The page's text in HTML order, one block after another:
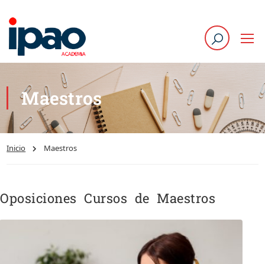
Maestros
Inicio Maestros
Oposiciones Cursos de Maestros